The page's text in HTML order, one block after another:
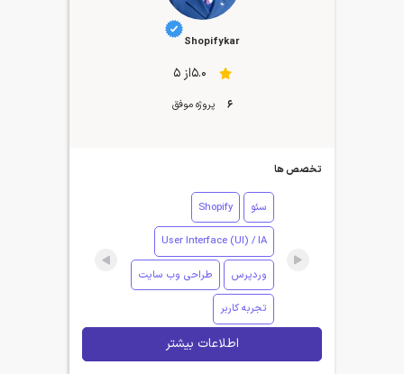
Shopifykar
5.0از 5
6 پروژه موفق
تخصص ها
سئو Shopify
User Interface (UI) / IA
وردپرس طراحی وب سایت
تجربه کاربر
اطلاعات بیشتر